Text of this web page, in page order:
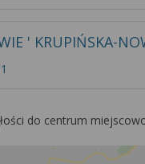
' KRUPIŃSKA-
do centrum